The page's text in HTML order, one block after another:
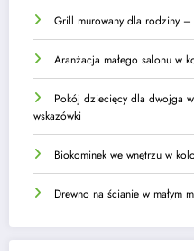
Grill murowany dla rodziny
Aranżacja małego salonu w
Pokój dziecięcy dla dwojga
wskazówki
Biokominek we wnętrzu w
Drewno na ścianie w małym